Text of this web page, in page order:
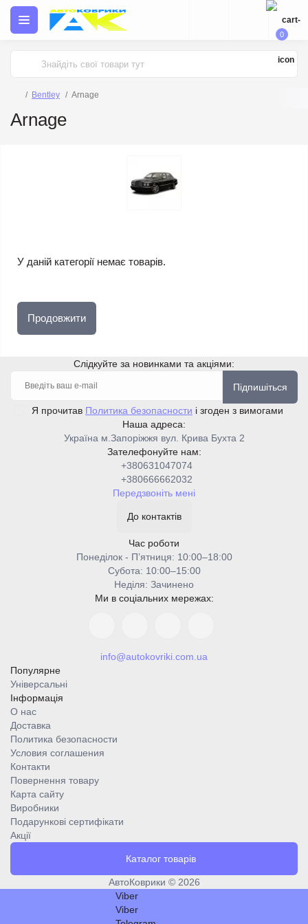
0
Bentley Arnage
Arnage
У даній категорії немає товарів.
Продовжити
Слідкуйте за новинками та акціями:
Підпишіться
Я прочитав Политика безопасности і згоден з вимогами
Наша адреса:
Україна м.Запоріжжя вул. Крива Бухта 2
Зателефонуйте нам:
+380631047074
+380666662032
Передзвоніть мені
До контактів
Час роботи
Понеділок - Пʼятниця: 10:00–18:00
Cубота: 10:00–15:00
Неділя: Зачинено
Ми в соціальних мережах:
info@autokovriki.com.ua
Популярне
Універсальні
Інформація
О нас
Доставка
Политика безопасности
Условия соглашения
Контакти
Повернення товару
Карта сайту
Виробники
Подарункові сертифікати
Акції
Каталог товарів
АвтоКоврики © 2026
Viber
Viber